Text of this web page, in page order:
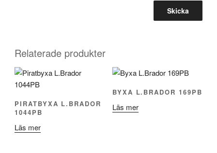
Relaterade produkter
PIRATBYXA L.BRADOR
1044PB
Läs mer
BYXA L.BRADOR 169PB
Läs mer